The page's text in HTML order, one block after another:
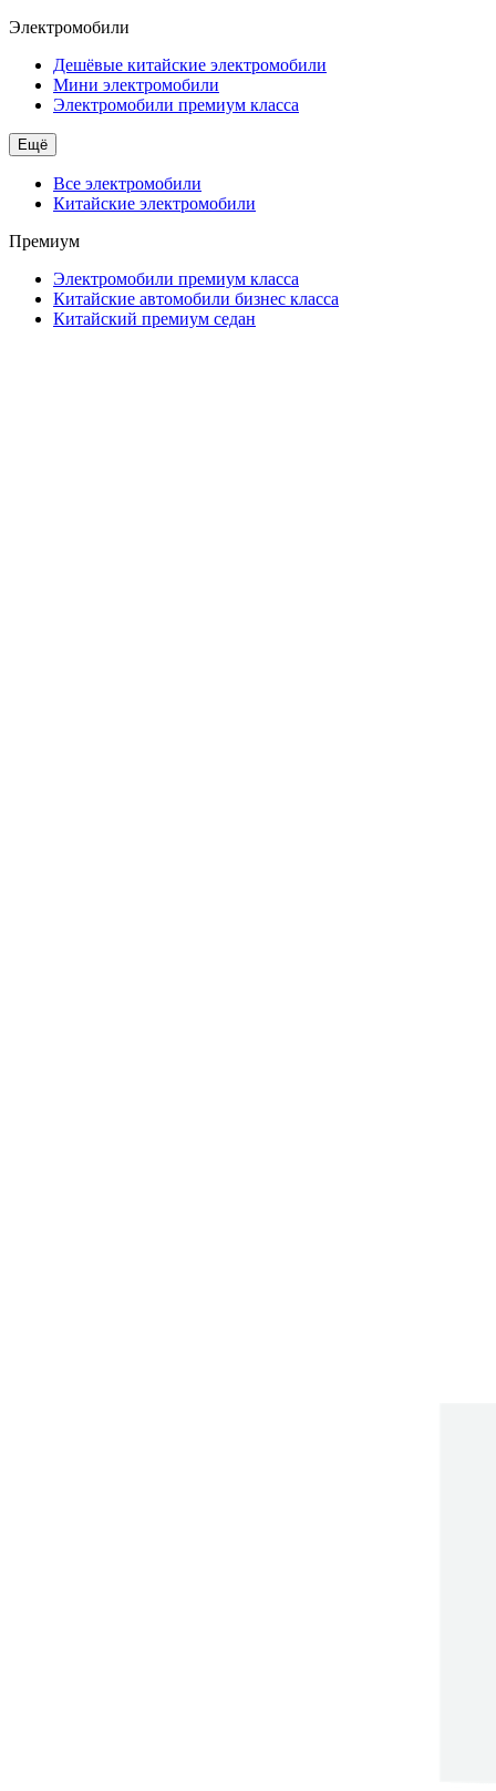
Электромобили
Дешёвые китайские электромобили
Мини электромобили
Электромобили премиум класса
Ещё
Все электромобили
Китайские электромобили
Премиум
Электромобили премиум класса
Китайские автомобили бизнес класса
Китайский премиум седан